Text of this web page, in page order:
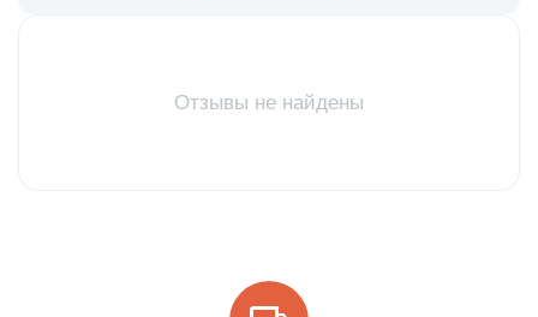
Отзывы не найдены